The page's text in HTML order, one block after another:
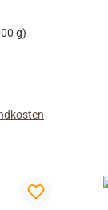
ist
werden
im
In
g)